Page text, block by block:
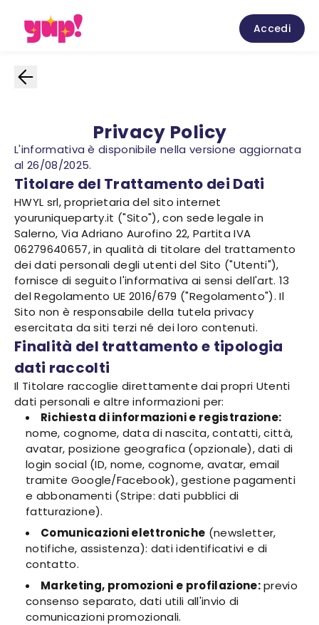
Accedi
Privacy Policy
L'informativa è disponibile nella versione aggiornata
al 26/08/2025.
Titolare del Trattamento dei Dati
HWYL srl, proprietaria del sito internet
youruniqueparty.it ("Sito"), con sede legale in
Salerno, Via Adriano Aurofino 22, Partita IVA
06279640657, in qualità di titolare del trattamento
dei dati personali degli utenti del Sito ("Utenti"),
fornisce di seguito l'informativa ai sensi dell'art. 13
del Regolamento UE 2016/679 ("Regolamento"). Il
Sito non è responsabile della tutela privacy
esercitata da siti terzi né dei loro contenuti.
Finalità del trattamento e tipologia
dati raccolti
Il Titolare raccoglie direttamente dai propri Utenti
dati personali e altre informazioni per:
Richiesta di informazioni e registrazione:
nome, cognome, data di nascita, contatti, città,
avatar, posizione geografica (opzionale), dati di
login social (ID, nome, cognome, avatar, email
tramite Google/Facebook), gestione pagamenti
e abbonamenti (Stripe: dati pubblici di
fatturazione).
Comunicazioni elettroniche (newsletter,
notifiche, assistenza): dati identificativi e di
contatto.
Marketing, promozioni e profilazione:previo
consenso separato, dati utili all'invio di
comunicazioni promozionali.